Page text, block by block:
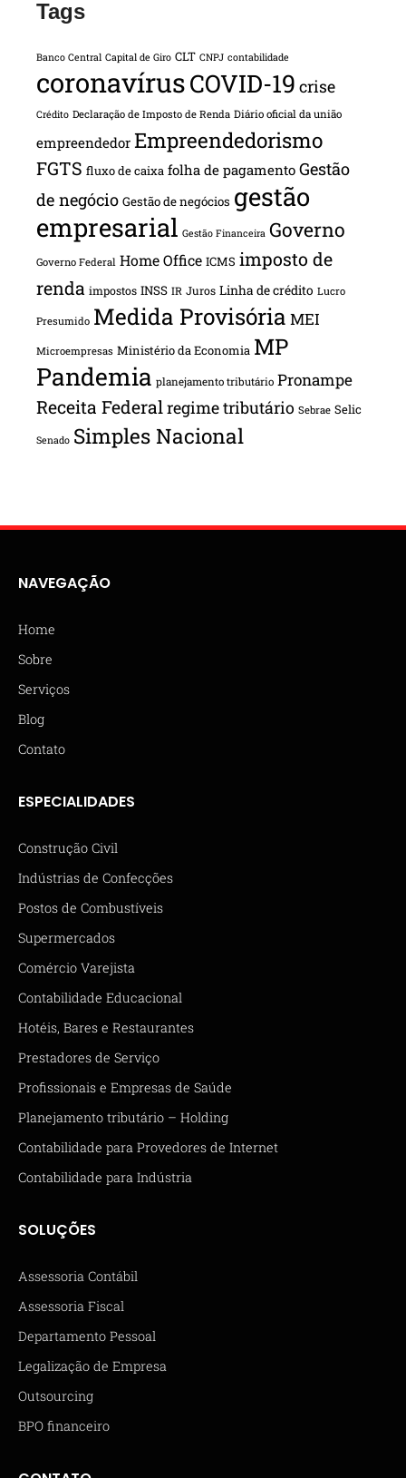
Tags
Banco Central Capital de Giro CLT CNPJ contabilidade
coronavírusCOVID-19 crise
Crédito Declaração de Imposto de Renda Diário oficial da união
empreendedor Empreendedorismo
FGTS fluxo de caixa folha de pagamento Gestão
de negócio Gestão de negócios gestão
empresarial Gestão Financeira Governo
Governo Federal Home Office ICMS imposto de
renda impostos INSS IR Juros Linha de crédito Lucro
Presumido Medida Provisória MEI
Microempresas Ministério da Economia MP
Pandemia planejamento tributário Pronampe
Receita Federalregime tributário Sebrae Selic
Senado Simples Nacional
NAVEGAÇÃO
Home
Sobre
Serviços
Blog
Contato
ESPECIALIDADES
Construção Civil
Indústrias de Confecções
Postos de Combustíveis
Supermercados
Comércio Varejista
Contabilidade Educacional
Hotéis, Bares e Restaurantes
Prestadores de Serviço
Profissionais e Empresas de Saúde
Planejamento tributário – Holding
Contabilidade para Provedores de Internet
Contabilidade para Indústria
SOLUÇÕES
Assessoria Contábil
Assessoria Fiscal
Departamento Pessoal
Legalização de Empresa
Outsourcing
BPO financeiro